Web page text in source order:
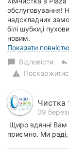
обслуговування!
надскладних
білі шубки,і
новим.
Працівниці
Показати повністю
chat_bubble Відповісти reply
warning
Чистка
09
Щиро вдячні Вам
приємно. Ми